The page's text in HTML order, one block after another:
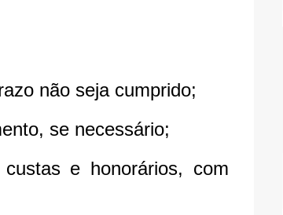
não seja cumprido;
se necessário;
e honorários, com